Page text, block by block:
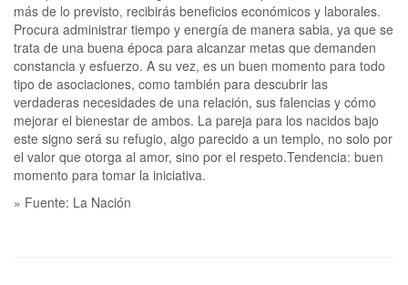
más de lo previsto, recibirás beneficios económicos y laborales.
Procura administrar tiempo y energía de manera sabia, ya que se
trata de una buena época para alcanzar metas que demanden
constancia y esfuerzo. A su vez, es un buen momento para todo
tipo de asociaciones, como también para descubrir las
verdaderas necesidades de una relación, sus falencias y cómo
mejorar el bienestar de ambos. La pareja para los nacidos bajo
este signo será su refugio, algo parecido a un templo, no solo por
el valor que otorga al amor, sino por el respeto.Tendencia: buen
momento para tomar la iniciativa.
» Fuente: La Nación